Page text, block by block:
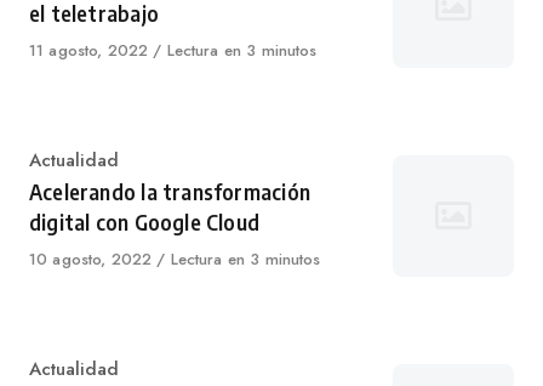
el teletrabajo
Published
11 agosto, 2022 Lectura en 3 minutos
Category
Actualidad
Acelerando la transformación
digital con Google Cloud
Published
10 agosto, 2022 Lectura en 3 minutos
Category
Actualidad